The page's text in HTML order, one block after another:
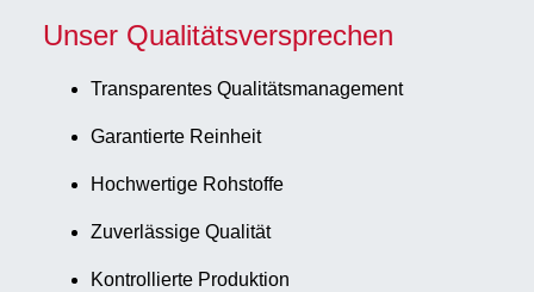
Unser Qualitätsversprechen
Transparentes Qualitätsmanagement
Garantierte Reinheit
Hochwertige Rohstoffe
Zuverlässige Qualität
Kontrollierte Produktion